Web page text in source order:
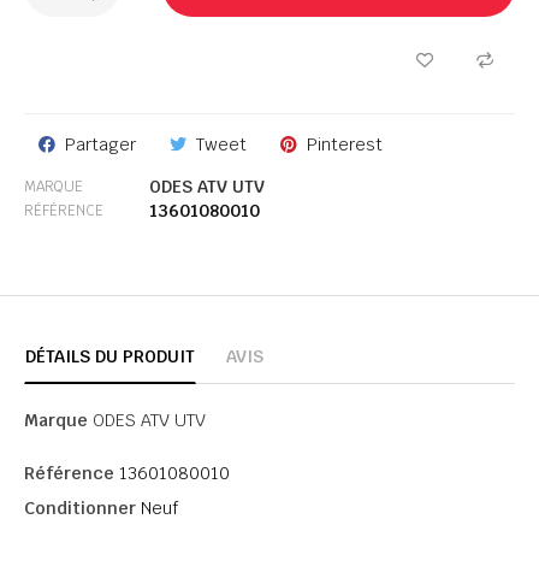
Partager Tweet Pinterest
MARQUE ODES ATV UTV
RÉFÉRENCE 13601080010
DÉTAILS DU PRODUIT AVIS
Marque ODES ATV UTV
Référence 13601080010
Conditionner Neuf